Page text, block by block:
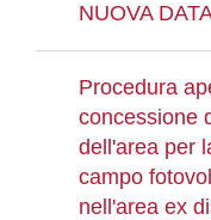
NUOVA
Procedura
concessione
dell'area per
campo
nell'area ex